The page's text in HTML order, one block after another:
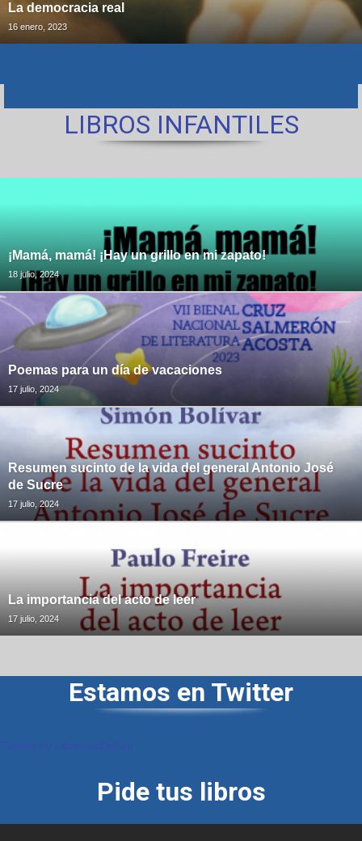
La democracia real
16 enero, 2023
LIBROS INFANTILES
¡Mamá, mamá! ¡Hay un grillo en mi zapato!
18 julio, 2024
Poemas para un día de vacaciones
17 julio, 2024
Resumen sucinto de la vida del general Antonio José
de Sucre
17 julio, 2024
La importancia del acto de leer
17 julio, 2024
Estamos en Twitter
Pide tus libros